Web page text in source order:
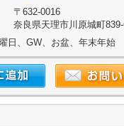
〒632-0016
奈良県天理市川原城町
日、GW、お盆、年末年始